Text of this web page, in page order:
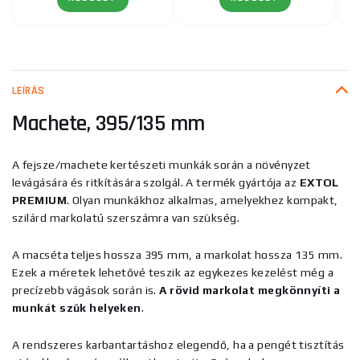
LEÍRÁS
Machete, 395/135 mm
A fejsze/machete kertészeti munkák során a növényzet
levágására és ritkítására szolgál. A termék gyártója az EXTOL
PREMIUM. Olyan munkákhoz alkalmas, amelyekhez kompakt,
szilárd markolatú szerszámra van szükség.
A macséta teljes hossza 395 mm, a markolat hossza 135 mm.
Ezek a méretek lehetővé teszik az egykezes kezelést még a
precízebb vágások során is.A rövid markolat megkönnyíti a
munkát szűk helyeken.
A rendszeres karbantartáshoz elegendő, ha a pengét tisztítás